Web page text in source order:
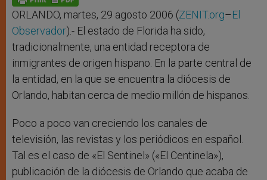
p e
r
k
ORLANDO, martes, 29 agosto 2006 (ZENIT.org–El
Observador).- El estado de Florida ha sido,
tradicionalmente, una entidad receptora de
inmigrantes de origen hispano. En la parte central de
la entidad, en la que se encuentra la diócesis de
Orlando, habitan cerca de medio millón de hispanos.
Poco a poco van creciendo los canales de
televisión, las revistas y los periódicos en español.
Tal es el caso de «El Sentinel» («El Centinela»),
publicación de la diócesis de Orlando que acaba de